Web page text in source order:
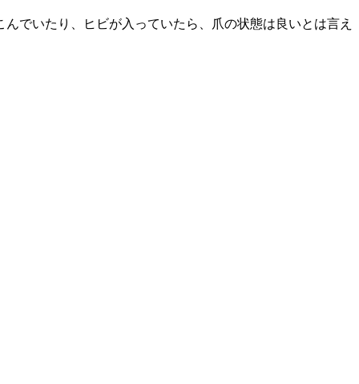
でいたり、ヒビが入っていたら、爪の状態は良いとは言え